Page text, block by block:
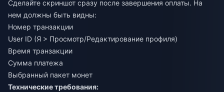
Сделайте скриншот сразу после завершения оплаты. На
нем должны быть видны:
Номер транзакции
User ID (Я > Просмотр/Редактирование профиля)
Время транзакции
Сумма платежа
Выбранный пакет монет
Технические требования: